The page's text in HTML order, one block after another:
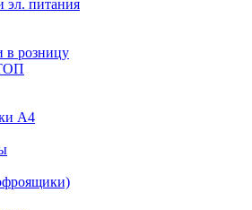
эл. питания
в розницу
А4